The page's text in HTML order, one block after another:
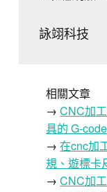
詠翊科技
相關文章
→CNC加
具的 G-
→在cnc加
規、遊標卡
→CNC加